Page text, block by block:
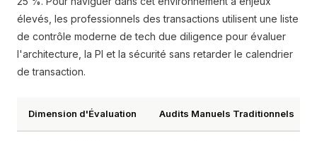
élevés, les professionnels des transactions utilisent une liste
de contrôle moderne de tech due diligence pour évaluer
l'architecture, la PI et la sécurité sans retarder le calendrier
de transaction.
Dimension d'Évaluation Audits Manuels Traditionnels